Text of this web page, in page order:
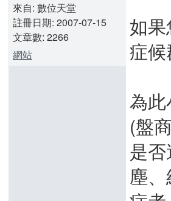
來自: 數位天堂
註冊日期: 2007-07-15
文章數: 2266
網站
如
症
為
(盤
是
塵